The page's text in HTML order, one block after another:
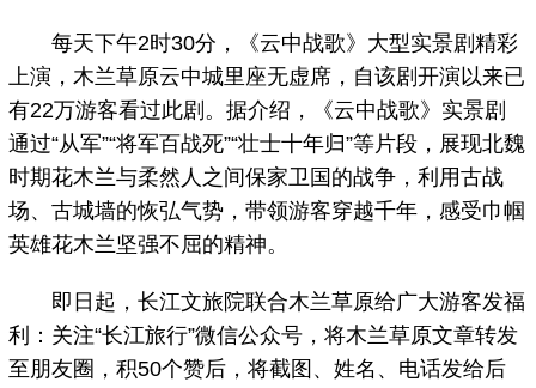
每天下午2时30分，《云中战歌》大型实景剧精彩
上演，木兰草原云中城里座无虚席，自该剧开演以来已
有22万游客看过此剧。据介绍，《云中战歌》实景剧
通过“从军”“将军百战死”“壮士十年归”等片段，展现北魏
时期花木兰与柔然人之间保家卫国的战争，利用古战
场、古城墙的恢弘气势，带领游客穿越千年，感受巾帼
英雄花木兰坚强不屈的精神。
即日起，长江文旅院联合木兰草原给广大游客发福
利：关注“长江旅行”微信公众号，将木兰草原文章转发
至朋友圈，积50个赞后，将截图、姓名、电话发给后